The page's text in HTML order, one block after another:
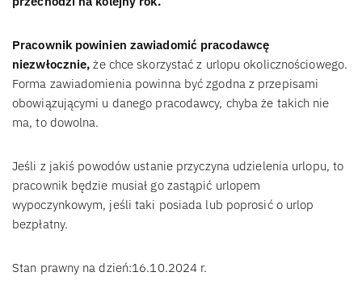
Pracownik powinien zawiadomić pracodawcę
niezwłocznie, że chce skorzystać z urlopu okolicznościowego.
Forma zawiadomienia powinna być zgodna z przepisami
obowiązującymi u danego pracodawcy, chyba że takich nie
ma, to dowolna.
Jeśli z jakiś powodów ustanie przyczyna udzielenia urlopu, to
pracownik będzie musiał go zastąpić urlopem
wypoczynkowym, jeśli taki posiada lub poprosić o urlop
bezpłatny.
Stan prawny na dzień:16.10.2024 r.